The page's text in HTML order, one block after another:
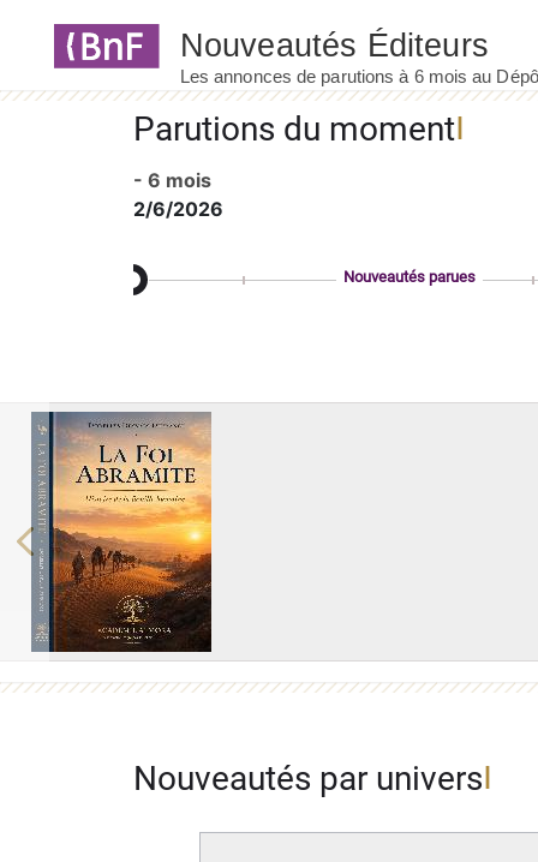
Parutions du moment
- 6 mois
2/6/2026
Nouveautés parues
Previous
Nouveautés par univers